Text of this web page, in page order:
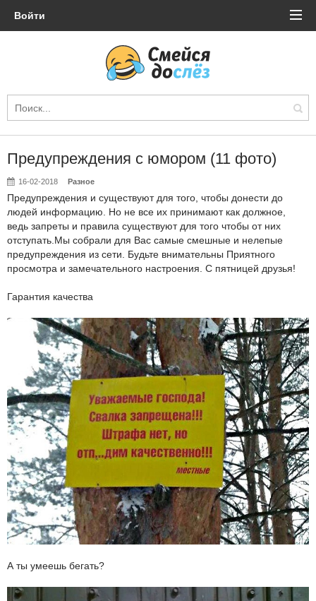
Войти
Предупреждения с юмором (11 фото)
16-02-2018 Разное
Предупреждения и существуют для того, чтобы донести до
людей информацию. Но не все их принимают как должное,
ведь запреты и правила существуют для того чтобы от них
отступать.Мы собрали для Вас самые смешные и нелепые
предупреждения из сети. Будьте внимательны Приятного
просмотра и замечательного настроения. С пятницей друзья!
Гарантия качества
А ты умеешь бегать?